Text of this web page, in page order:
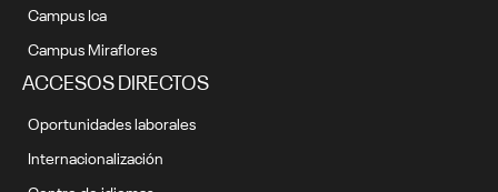
Campus Ica
Campus Miraflores
ACCESOS DIRECTOS
Oportunidades laborales
Internacionalización